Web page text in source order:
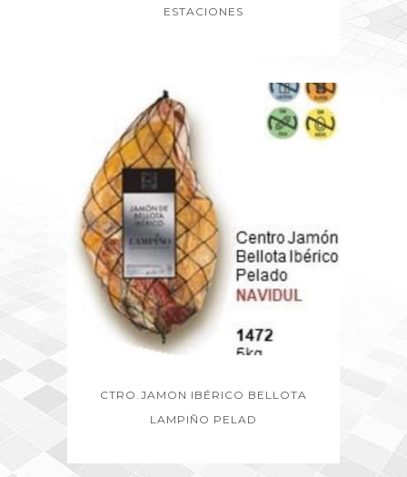
ESTACIONES
CTRO.JAMON IBÉRICO BELLOTA
LAMPIÑO PELAD